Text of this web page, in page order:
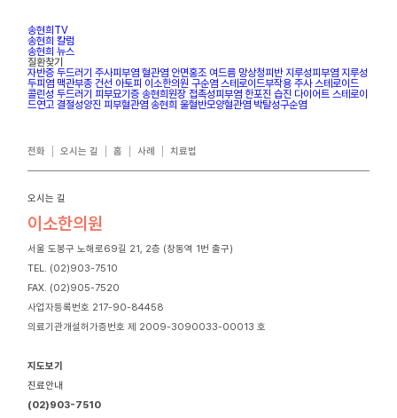
송현희TV
송현희 칼럼
송현희 뉴스
질환찾기
자반증 두드러기 주사피부염 혈관염 안면홍조 여드름 망상청피반 지루성피부염 지루성
두피염 맥관부종 건선 아토피 이소한의원 구순염 스테로이드부작용 주사 스테로이드
콜린성 두드러기 피부묘기증 송현희원장 접촉성피부염 한포진 습진 다이어트 스테로이
드연고 결절성양진 피부혈관염 송현희 울혈반모양혈관염 박탈성구순염
전화 오시는 길 홈 사례 치료법
오시는 길
이소한의원
서울 도봉구 노해로69길 21, 2층 (창동역 1번 출구)
TEL. (02)903-7510
FAX. (02)905-7520
사업자등록번호 217-90-84458
의료기관개설허가증번호 제 2009-3090033-00013 호
지도보기
진료안내
(02)903-7510